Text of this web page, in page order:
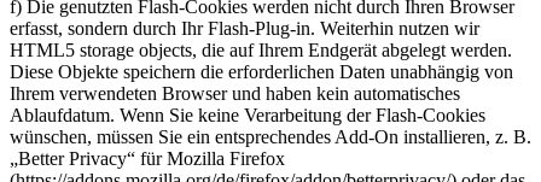
f) Die genutzten Flash-Cookies werden nicht durch Ihren Browser
erfasst, sondern durch Ihr Flash-Plug-in. Weiterhin nutzen wir
HTML5 storage objects, die auf Ihrem Endgerät abgelegt werden.
Diese Objekte speichern die erforderlichen Daten unabhängig von
Ihrem verwendeten Browser und haben kein automatisches
Ablaufdatum. Wenn Sie keine Verarbeitung der Flash-Cookies
wünschen, müssen Sie ein entsprechendes Add-On installieren, z. B.
„Better Privacy“ für Mozilla Firefox